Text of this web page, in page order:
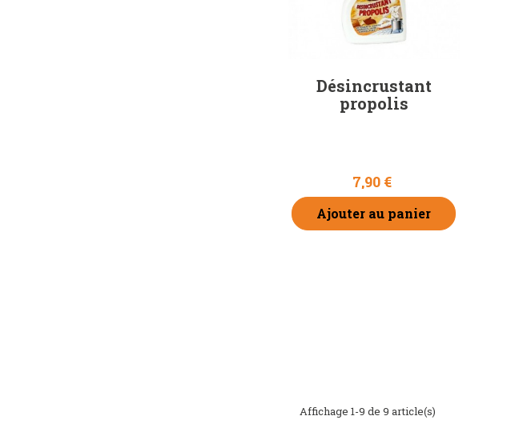
Désincrustant
propolis
7,90 €
Ajouter au panier
Affichage 1-9 de 9 article(s)